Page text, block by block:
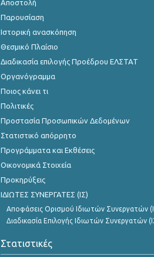
Νοεμβρίου 2023
Σεπτεμβρίου 2023
Αυγούστου 2023
Ιουλίου 2023
Ιουνίου 2023
Μαΐου 2023
Απριλίου 2023
Φεβρουαρίου 2023
Δεκεμβρίου 2022
Αποστολή
Παρουσίαση
Ιστορική ανασκόπηση
Θεσμικό Πλαίσιο
Διαδικασία επιλογής Προέδρου ΕΛΣΤΑΤ
Οργανόγραμμα
Ποιος κάνει τι
Πολιτικές
Προστασία Προσωπικών Δεδομένων
Στατιστικό απόρρητο
Προγράμματα και Εκθέσεις
Οικονομικά Στοιχεία
Προκηρύξεις
ΙΔΙΩΤΕΣ ΣΥΝΕΡΓΑΤΕΣ (ΙΣ)
Αποφάσεις Ορισμού Ιδιωτών Συνεργατών
Διαδικασία Επιλογής Ιδιωτών Συνεργατών
Στατιστικές